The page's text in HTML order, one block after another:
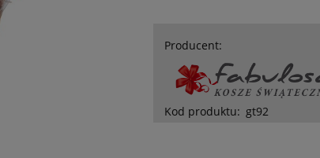
Producent:
Kod produktu: gt92